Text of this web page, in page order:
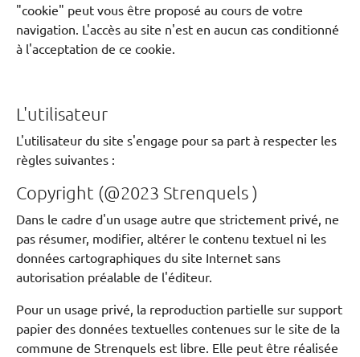
"cookie" peut vous être proposé au cours de votre
navigation. L'accès au site n'est en aucun cas conditionné
à l'acceptation de ce cookie.
L'utilisateur
L'utilisateur du site s'engage pour sa part à respecter les
règles suivantes :
Copyright (@2023 Strenquels )
Dans le cadre d'un usage autre que strictement privé, ne
pas résumer, modifier, altérer le contenu textuel ni les
données cartographiques du site Internet sans
autorisation préalable de l'éditeur.
Pour un usage privé, la reproduction partielle sur support
papier des données textuelles contenues sur le site de la
commune de Strenquels est libre. Elle peut être réalisée